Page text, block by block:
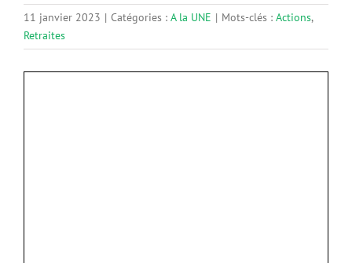
11 janvier 2023 | Catégories : A la UNE | Mots-clés : Actions,
Retraites